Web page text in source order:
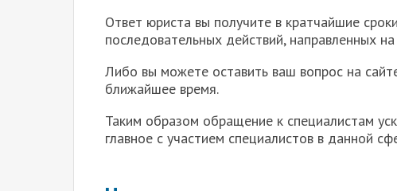
Ответ юриста вы получите в кратчайшие
последовательных действий, направленных
Либо вы можете оставить ваш вопрос на
ближайшее время.
Таким образом обращение к специалистам
главное с участием специалистов в данной